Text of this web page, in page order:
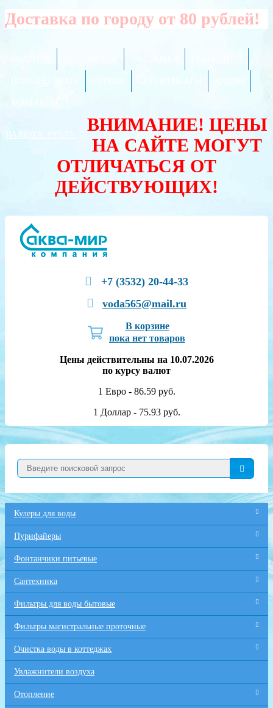
Доставка по городу от 80 рублей!
ВАЛЮТА:
ВНИМАНИЕ! ЦЕНЫ
НА САЙТЕ МОГУТ
ОТЛИЧАТЬСЯ ОТ
ДЕЙСТВУЮЩИХ!
+7 (3532) 20-44-33
voda565@mail.ru
В корзине
пока нет товаров
Цены действительны на 10.07.2026
по курсу валют
1 Евро - 86.59 руб.
1 Доллар - 75.93 руб.
Кулеры для воды
Пурифайеры
Фонтанчики питьевые
Сантехника
Фильтры для воды бытовые
Фильтры магистральные проточные
Очистка воды в коттеджах
Увлажнители воздуха
Отопление